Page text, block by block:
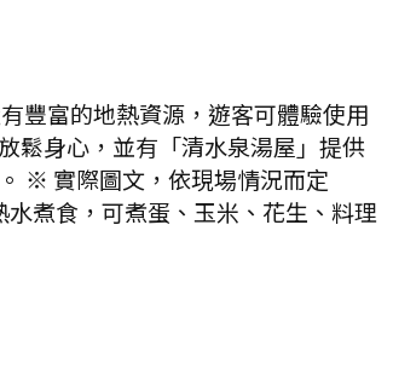
豐富的地熱資源，遊客可體驗使用
鬆身心，並有「清水泉湯屋」提供
※ 實際圖文，依現場情況而定
煮食，可煮蛋、玉米、花生、料理